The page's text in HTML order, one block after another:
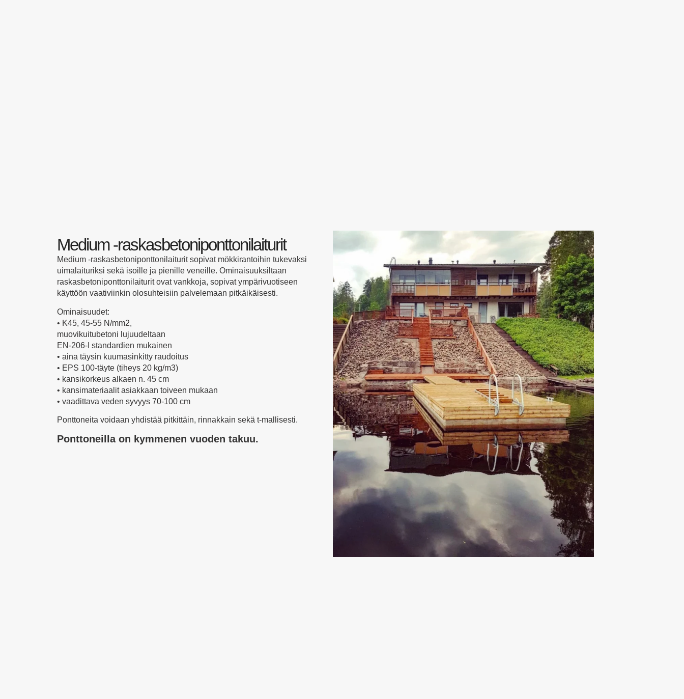
Medium -raskasbetoniponttonilaiturit
Medium -raskasbetoniponttonilaiturit sopivat mökkirantoihin tukevaksi
uimalaituriksi sekä isoille ja pienille veneille. Ominaisuuksiltaan
raskasbetoniponttonilaiturit ovat vankkoja, sopivat ympärivuotiseen
käyttöön vaativiinkin olosuhteisiin palvelemaan pitkäikäisesti.
Ominaisuudet:
•⁠ ⁠K45, 45-55 N/mm2,
muovikuitubetoni lujuudeltaan
EN-206-I standardien mukainen
•⁠ ⁠aina täysin kuumasinkitty raudoitus
•⁠ ⁠EPS 100-täyte (tiheys 20 kg/m3)
•⁠ ⁠kansikorkeus alkaen n. 45 cm
•⁠ ⁠kansimateriaalit asiakkaan toiveen mukaan
•⁠ ⁠vaadittava veden syvyys 70-100 cm
Ponttoneita voidaan yhdistää pitkittäin, rinnakkain sekä t-mallisesti.
Ponttoneilla on kymmenen vuoden takuu.